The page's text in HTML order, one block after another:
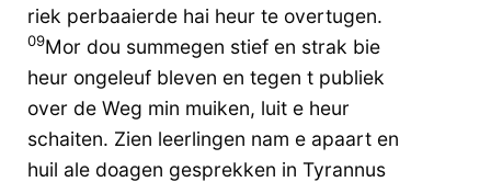
riek perbaaierde hai heur te overtugen.
09Mor dou summegen stief en strak bie
heur ongeleuf bleven en tegen t publiek
over de Weg min muiken, luit e heur
schaiten. Zien leerlingen nam e apaart en
huil ale doagen gesprekken in Tyrannus